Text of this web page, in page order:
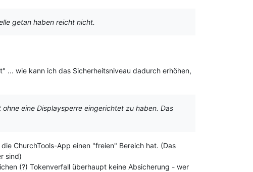
getan haben reicht nicht.
... wie kann ich das Sicherheitsniveau dadurch erhöhen,
eine Displaysperre eingerichtet zu haben. Das
ChurchTools-App einen "freien" Bereich hat. (Das
sind)
(?) Tokenverfall überhaupt keine Absicherung - wer